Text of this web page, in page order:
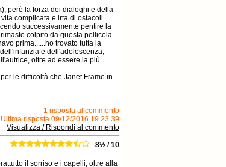
però la forza dei dialoghi e della
complicata e irta di ostacoli....
successivamente pentire la
colpito da questa pellicola
prima......ho trovato tutta la
e dell'adolescenza;
oltre ad essere la più
le difficoltà che Janet Frame in
1 risposta al commento
Ultima risposta 09/12/2016 19.23.39
Visualizza / Rispondi al commento
8½ / 10
il sorriso e i capelli, oltre alla